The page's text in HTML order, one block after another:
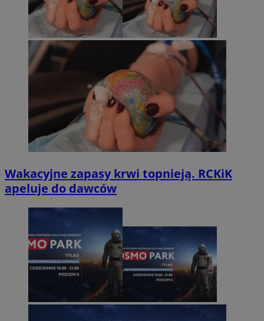
Wakacyjne zapasy krwi topnieją. RCKiK
apeluje do dawców